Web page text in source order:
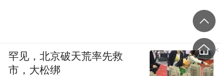
罕见，北京破天荒率先救
市，大松绑